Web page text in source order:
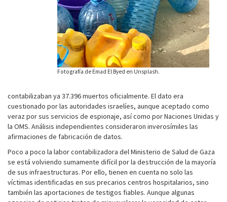
Fotografía de Emad El Byed en Unsplash.
contabilizaban ya 37.396 muertos oficialmente. El dato era
cuestionado por las autoridades israelíes, aunque aceptado como
veraz por sus servicios de espionaje, así como por Naciones Unidas y
la OMS. Análisis independientes consideraron inverosímiles las
afirmaciones de fabricación de datos.
Poco a poco la labor contabilizadora del Ministerio de Salud de Gaza
se está volviendo sumamente difícil por la destrucción de la mayoría
de sus infraestructuras. Por ello, tienen en cuenta no solo las
víctimas identificadas en sus precarios centros hospitalarios, sino
también las aportaciones de testigos fiables. Aunque algunas